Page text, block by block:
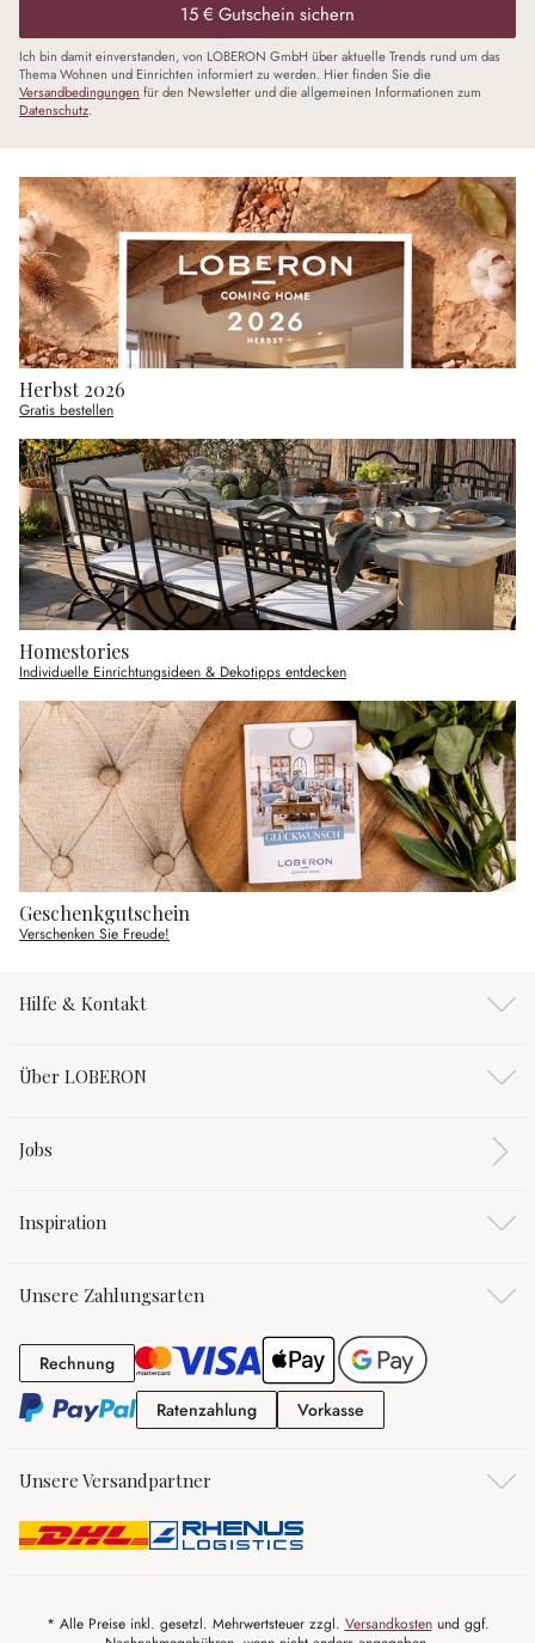
15 € Gutschein sichern
Ich bin damit einverstanden, von LOBERON GmbH über aktuelle Trends rund um das
Thema Wohnen und Einrichten informiert zu werden. Hier finden Sie die
Versandbedingungen für den Newsletter und die allgemeinen Informationen zum
Datenschutz.
Herbst 2026
Gratis bestellen
Homestories
Individuelle Einrichtungsideen & Dekotipps entdecken
Geschenkgutschein
Verschenken Sie Freude!
Hilfe & Kontakt
Über LOBERON
Jobs
Inspiration
Unsere Zahlungsarten
RechnungRechnung
RatenzahlungRatenzahlung
Vorkasse
Unsere Versandpartner
* Alle Preise inkl. gesetzl. Mehrwertsteuer zzgl. Versandkostenund ggf.